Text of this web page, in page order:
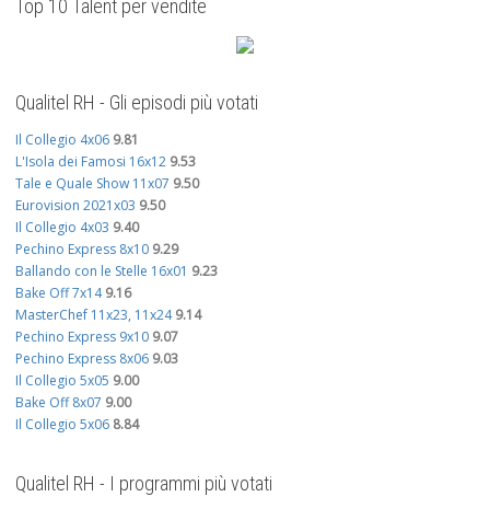
Top 10 Talent per vendite
Qualitel RH - Gli episodi più votati
Il Collegio 4x06 9.81
L'Isola dei Famosi 16x12 9.53
Tale e Quale Show 11x07 9.50
Eurovision 2021x03 9.50
Il Collegio 4x03 9.40
Pechino Express 8x10 9.29
Ballando con le Stelle 16x01 9.23
Bake Off 7x14 9.16
MasterChef 11x23, 11x24 9.14
Pechino Express 9x10 9.07
Pechino Express 8x06 9.03
Il Collegio 5x05 9.00
Bake Off 8x07 9.00
Il Collegio 5x06 8.84
Qualitel RH - I programmi più votati